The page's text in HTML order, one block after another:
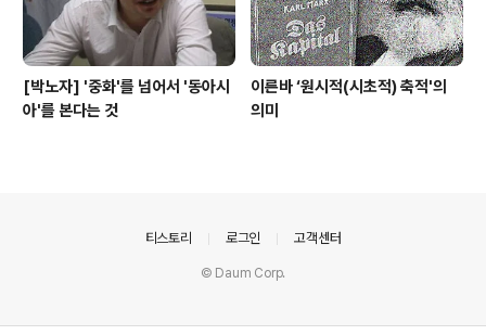
[박노자] '중화'를 넘어서 '동아시
아'를 본다는 것
이른바 ‘원시적(시초적) 축적'의
의미
티스토리 로그인 고객센터
© Daum Corp.